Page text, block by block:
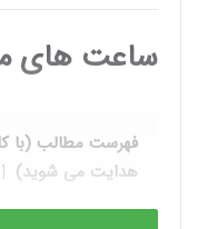
ساعت های
فهرست مطالب (با
هدایت می شوید)